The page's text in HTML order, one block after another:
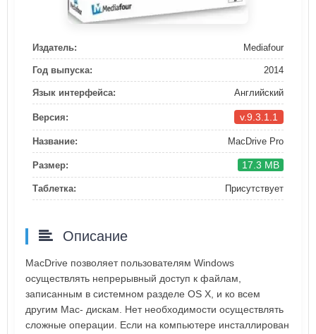
Издатель: Mediafour
Год выпуска: 2014
Язык интерфейса: Английский
Версия: v.9.3.1.1
Название: MacDrive Pro
Размер: 17.3 MB
Таблетка: Присутствует
Описание
MacDrive позволяет пользователям Windows
осуществлять непрерывный доступ к файлам,
записанным в системном разделе OS X, и ко всем
другим Мас- дискам. Нет необходимости осуществлять
сложные операции. Если на компьютере инсталлирован